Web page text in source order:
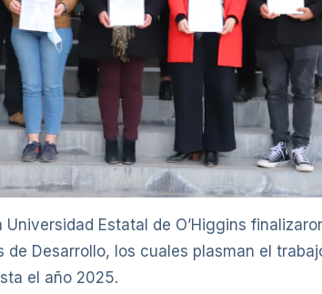
Estatal de O’Higgins
de Desarrollo, los cuales plasman el
el año 2025.